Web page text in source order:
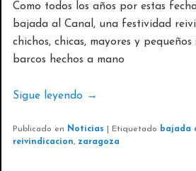
Como todos los años por estas
bajada al Canal, una festividad
chichos, chicas, mayores y
barcos hechos a mano
Sigue leyendo →
Publicado en Noticias Etiquetado bajada
reivindicacion,zaragoza